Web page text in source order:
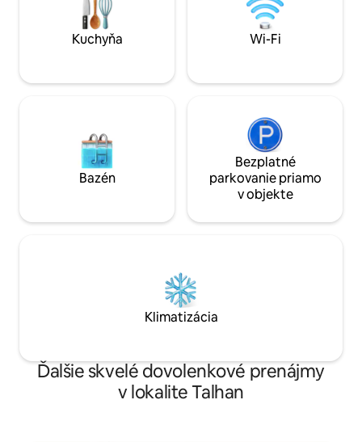
diaľnici Hosiarpur . Letisko Adampur je
vzdialené 18 km a tá istá cesta vedie
smerom k Himachal Pradesh pre
Kuchyňa Wi-Fi
Bazén
Bezplatné
parkovanie priamo
v objekte
Klimatizácia
Ďalšie skvelé dovolenkové prenájmy
v lokalite Talhan